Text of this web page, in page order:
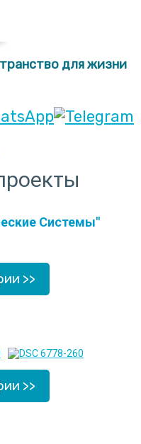
для жизни
Системы"
>>
>>